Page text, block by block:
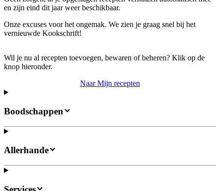
en zijn eind dit jaar weer beschikbaar.
Onze excuses voor het ongemak. We zien je graag snel bij het
vernieuwde Kookschrift!
Wil je nu al recepten toevoegen, bewaren of beheren? Klik op de
knop hieronder.
Naar Mijn recepten
Boodschappen
Allerhande